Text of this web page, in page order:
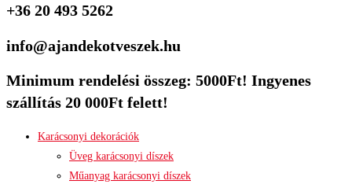
+36 20 493 5262
info@ajandekotveszek.hu
Minimum rendelési összeg: 5000Ft! Ingyenes
szállítás 20 000Ft felett!
Karácsonyi dekorációk
Üveg karácsonyi díszek
Műanyag karácsonyi díszek